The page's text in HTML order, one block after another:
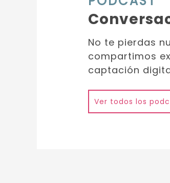
No te pierdas
compartimos
captación
Ver todos los